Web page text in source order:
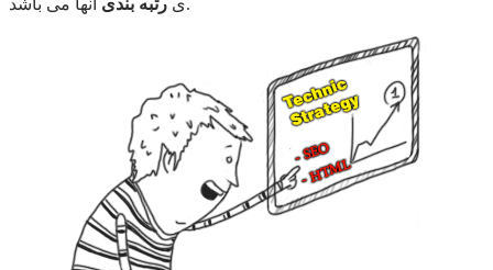
ی رتبه بندی آنها می باشد.